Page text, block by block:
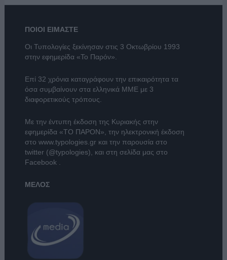
ΠΟΙΟΙ ΕΙΜΑΣΤΕ
Οι Τυπολογίες ξεκίνησαν στις 3 Οκτωβρίου 1993
στην εφημερίδα «Το Παρόν».
Επί 32 χρόνια καταγράφουν την επικαιρότητα τα
όσα συμβαίνουν στα ελληνικά ΜΜΕ με 3
διαφορετικούς τρόπους.
Με την έντυπη έκδοση της Κυριακής στην
εφημερίδα «ΤΟ ΠΑΡΟΝ», την ηλεκτρονική έκδοση
στο www.typologies.grκαι την παρουσία στο
twitter (@typologies), και στη σελίδα μας στο
Facebook .
ΜΕΛΟΣ